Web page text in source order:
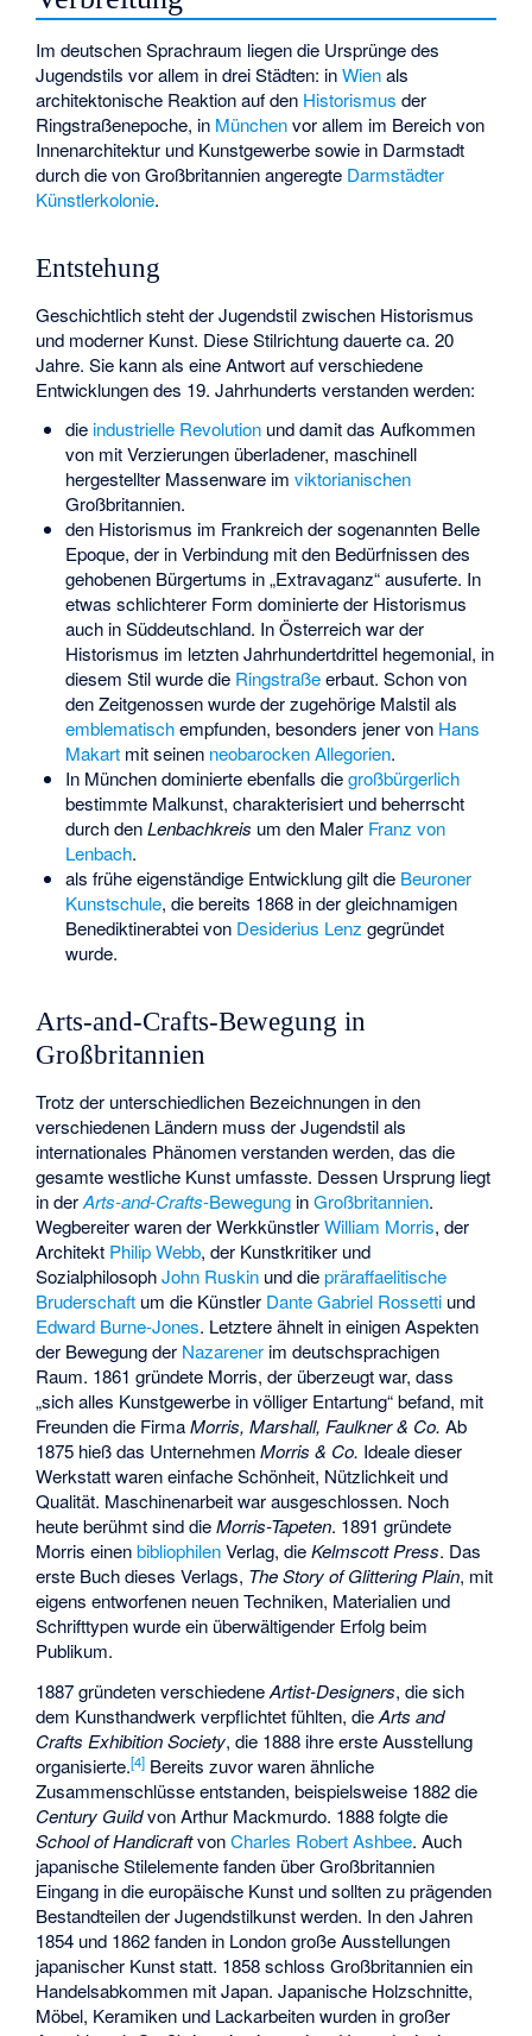
Im deutschen Sprachraum liegen die Ursprünge des
Jugendstils vor allem in drei Städten: inWienals
architektonische Reaktion auf den Historismus der
Ringstraßenepoche, in Münchenvor allem im Bereich von
Innenarchitektur und Kunstgewerbe sowie in Darmstadt
durch die von Großbritannien angeregte Darmstädter
Künstlerkolonie.
Entstehung
Geschichtlich steht der Jugendstil zwischen Historismus
und moderner Kunst. Diese Stilrichtung dauerte ca. 20
Jahre. Sie kann als eine Antwort auf verschiedene
Entwicklungen des 19. Jahrhunderts verstanden werden:
die industrielle Revolutionund damit das Aufkommen
von mit Verzierungen überladener, maschinell
hergestellter Massenware im viktorianischen
Großbritannien.
den Historismus im Frankreich der sogenannten Belle
Epoque, der in Verbindung mit den Bedürfnissen des
gehobenen Bürgertums in „Extravaganz“ ausuferte. In
etwas schlichterer Form dominierte der Historismus
auch in Süddeutschland. In Österreich war der
Historismus im letzten Jahrhundertdrittel hegemonial, in
diesem Stil wurde die Ringstraßeerbaut. Schon von
den Zeitgenossen wurde der zugehörige Malstil als
emblematischempfunden, besonders jener von Hans
Makartmit seinen neobarocken Allegorien.
In München dominierte ebenfalls diegroßbürgerlich
bestimmte Malkunst, charakterisiert und beherrscht
durch denLenbachkreis um den Maler Franz von
Lenbach.
als frühe eigenständige Entwicklung gilt die Beuroner
Kunstschule, die bereits 1868 in der gleichnamigen
Benediktinerabtei von Desiderius Lenz gegründet
wurde.
Arts-and-Crafts-Bewegung in
Großbritannien
Trotz der unterschiedlichen Bezeichnungen in den
verschiedenen Ländern muss der Jugendstil als
internationales Phänomen verstanden werden, das die
gesamte westliche Kunst umfasste. Dessen Ursprung liegt
in derArts-and-Crafts-Bewegung inGroßbritannien.
Wegbereiter waren der WerkkünstlerWilliam Morris, der
Architekt Philip Webb, der Kunstkritiker und
SozialphilosophJohn Ruskin und diepräraffaelitische
Bruderschaft um die Künstler Dante Gabriel Rossetti und
Edward Burne-Jones. Letztere ähnelt in einigen Aspekten
der Bewegung der Nazarener im deutschsprachigen
Raum. 1861 gründete Morris, der überzeugt war, dass
„sich alles Kunstgewerbe in völliger Entartung“ befand, mit
Freunden die FirmaMorris, Marshall, Faulkner & Co. Ab
1875 hieß das UnternehmenMorris & Co. Ideale dieser
Werkstatt waren einfache Schönheit, Nützlichkeit und
Qualität. Maschinenarbeit war ausgeschlossen. Noch
heute berühmt sind dieMorris-Tapeten. 1891 gründete
Morris einenbibliophilenVerlag, dieKelmscott Press. Das
erste Buch dieses Verlags, The Story of Glittering Plain, mit
eigens entworfenen neuen Techniken, Materialien und
Schrifttypen wurde ein überwältigender Erfolg beim
Publikum.
1887 gründeten verschiedeneArtist-Designers, die sich
dem Kunsthandwerk verpflichtet fühlten, dieArts and
Crafts Exhibition Society, die 1888 ihre erste Ausstellung
organisierte.[4] Bereits zuvor waren ähnliche
Zusammenschlüsse entstanden, beispielsweise 1882 die
Century GuildvonArthur Mackmurdo. 1888 folgte die
School of HandicraftvonCharles Robert Ashbee. Auch
japanische Stilelemente fanden über Großbritannien
Eingang in die europäische Kunst und sollten zu prägenden
Bestandteilen der Jugendstilkunst werden. In den Jahren
1854 und 1862 fanden in London große Ausstellungen
japanischer Kunst statt. 1858 schloss Großbritannien ein
Handelsabkommen mit Japan. Japanische Holzschnitte,
Möbel, Keramiken und Lackarbeiten wurden in großer